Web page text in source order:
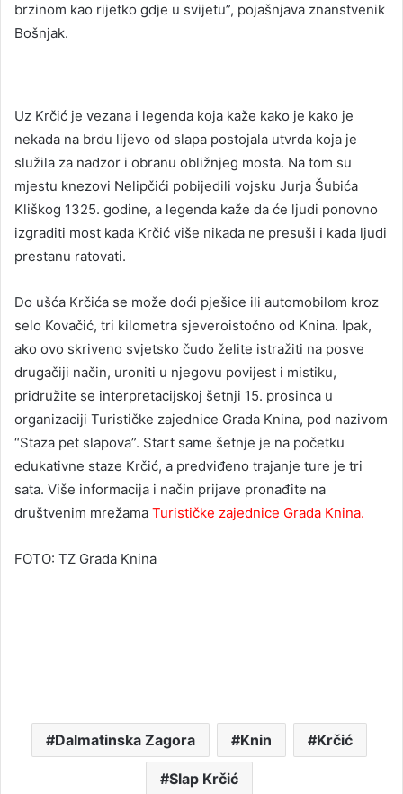
brzinom kao rijetko gdje u svijetu”, pojašnjava znanstvenik
Bošnjak.
Uz Krčić je vezana i legenda koja kaže kako je kako je
nekada na brdu lijevo od slapa postojala utvrda koja je
služila za nadzor i obranu obližnjeg mosta. Na tom su
mjestu knezovi Nelipčići pobijedili vojsku Jurja Šubića
Kliškog 1325. godine, a legenda kaže da će ljudi ponovno
izgraditi most kada Krčić više nikada ne presuši i kada ljudi
prestanu ratovati.
Do ušća Krčića se može doći pješice ili automobilom kroz
selo Kovačić, tri kilometra sjeveroistočno od Knina. Ipak,
ako ovo skriveno svjetsko čudo želite istražiti na posve
drugačiji način, uroniti u njegovu povijest i mistiku,
pridružite se interpretacijskoj šetnji 15. prosinca u
organizaciji Turističke zajednice Grada Knina, pod nazivom
“Staza pet slapova”. Start same šetnje je na početku
edukativne staze Krčić, a predviđeno trajanje ture je tri
sata. Više informacija i način prijave pronađite na
društvenim mrežama Turističke zajednice Grada Knina.
FOTO: TZ Grada Knina
Dalmatinska Zagora Knin Krčić
Slap Krčić